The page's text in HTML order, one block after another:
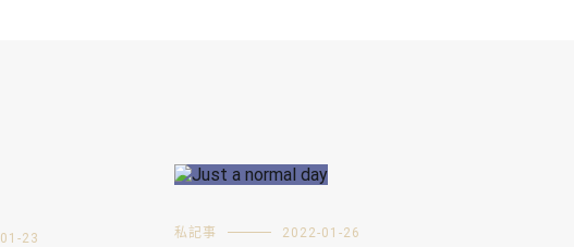
23 私記事 2022-01-26